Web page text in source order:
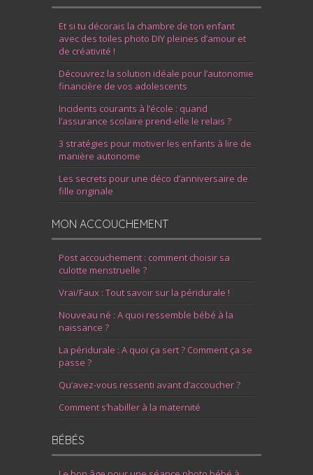
Et si tu décorais la chambre de ton enfant
avec des toiles photo DIY pleines d’amour et
de créativité !
Découvrez la solution idéale pour l’autonomie
financière de vos adolescents
Incidents courants à l’école : quand
l’assurance scolaire prend-elle le relais ?
3 stratégies pour motiver les enfants à lire de
manière autonome
Les secrets pour une déco d’anniversaire de
fille originale
MON ACCOUCHEMENT
Post accouchement : comment choisir sa
culotte menstruelle ?
Vrai/Faux : Tout savoir sur la péridurale !
Nouveau né : A quoi ressemble bébé à la
naissance ?
La péridurale : A quoi ça sert ? Comment ça se
passe ?
Qu’avez-vous ressenti avant d’accoucher ?
Comment s’habiller à la maternité
BÉBÉS